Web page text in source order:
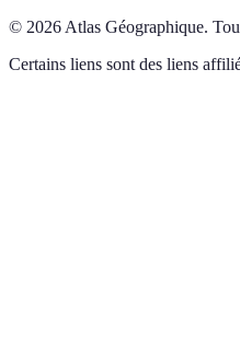
© 2026 Atlas Géographique.
Certains liens sont des liens